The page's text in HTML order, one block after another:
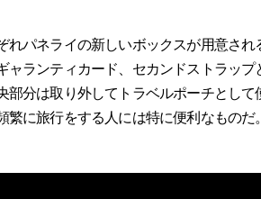
パネライの新しいボックスが用意され
ャランティカード、セカンドストラップ
部分は取り外してトラベルポーチとして
に旅行をする人には特に便利なものだ。